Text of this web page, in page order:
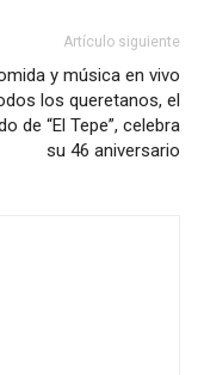
Artículo siguiente
y música en vivo
los queretanos, el
de “El Tepe”, celebra
su 46 aniversario